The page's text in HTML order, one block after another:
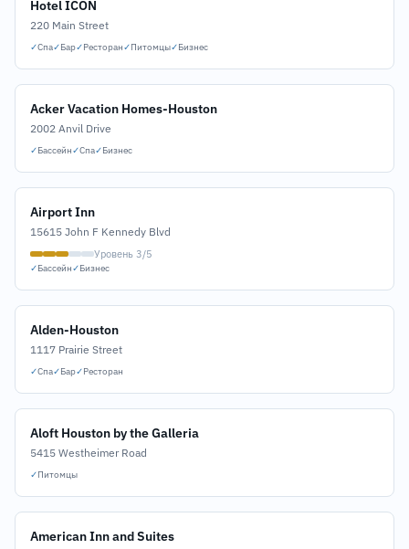
Hotel ICON
220 Main Street
✓Спа✓Бар✓Ресторан✓Питомцы✓Бизнес
Acker Vacation Homes-Houston
2002 Anvil Drive
✓Бассейн✓Спа✓Бизнес
Airport Inn
15615 John F Kennedy Blvd
Уровень 3/5
✓Бассейн✓Бизнес
Alden-Houston
1117 Prairie Street
✓Спа✓Бар✓Ресторан
Aloft Houston by the Galleria
5415 Westheimer Road
✓Питомцы
American Inn and Suites